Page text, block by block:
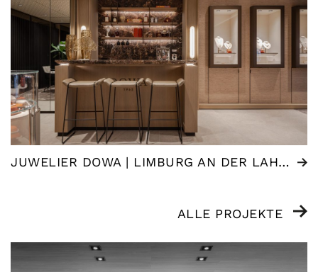
JUWELIER DOWA | LIMBURG AN DER LAHN (DE)
ALLE PROJEKTE